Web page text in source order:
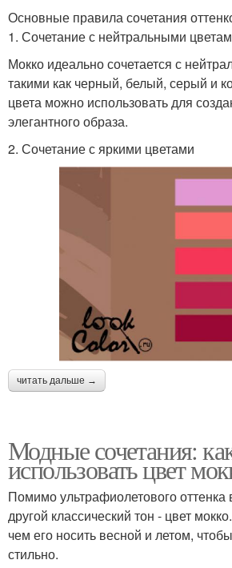
Основные правила сочетания
1. Сочетание с нейтральными
Мокко идеально сочетается с
такими как черный, белый, серый и
цвета можно использовать для
элегантного образа.
2. Сочетание с яркими цветами
читать дальше →
Модные сочетания:
использовать цвет
Помимо ультрафиолетового оттенка
другой классический тон - цвет
чем его носить весной и летом,
стильно.